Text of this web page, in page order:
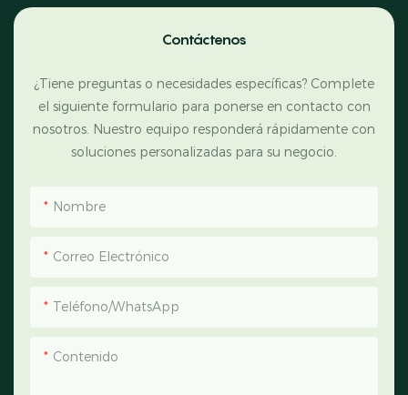
Contáctenos
¿Tiene preguntas o necesidades específicas? Complete
el siguiente formulario para ponerse en contacto con
nosotros. Nuestro equipo responderá rápidamente con
soluciones personalizadas para su negocio.
Nombre
Correo Electrónico
Teléfono/WhatsApp
Contenido